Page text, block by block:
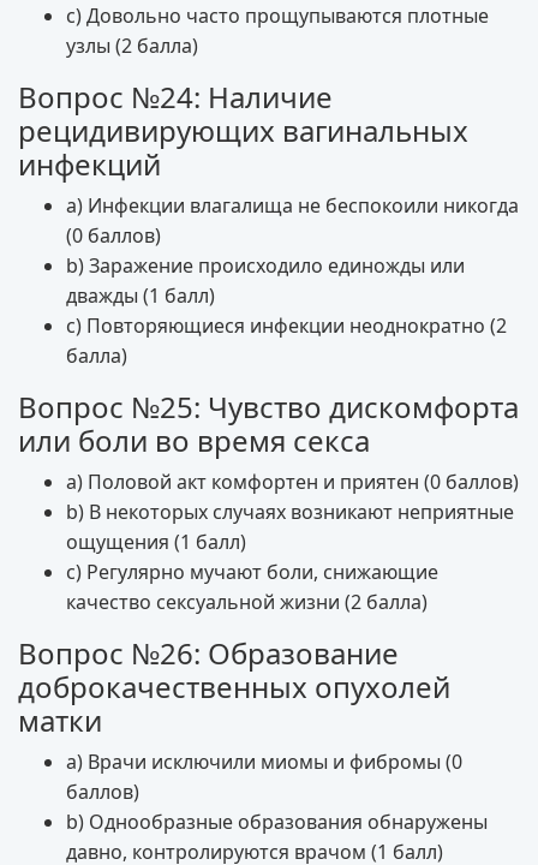
c) Довольно часто прощупываются плотные
узлы (2 балла)
Вопрос №24: Наличие
рецидивирующих вагинальных
инфекций
a) Инфекции влагалища не беспокоили никогда
(0 баллов)
b) Заражение происходило единожды или
дважды (1 балл)
c) Повторяющиеся инфекции неоднократно (2
балла)
Вопрос №25: Чувство дискомфорта
или боли во время секса
a) Половой акт комфортен и приятен (0 баллов)
b) В некоторых случаях возникают неприятные
ощущения (1 балл)
c) Регулярно мучают боли, снижающие
качество сексуальной жизни (2 балла)
Вопрос №26: Образование
доброкачественных опухолей
матки
a) Врачи исключили миомы и фибромы (0
баллов)
b) Однообразные образования обнаружены
давно, контролируются врачом (1 балл)